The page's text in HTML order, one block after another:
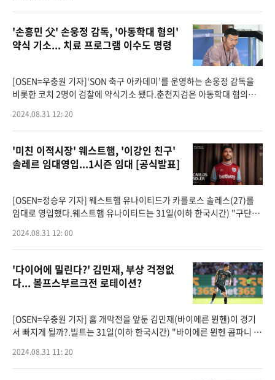
'손흥민 父' 손웅정 감독, '아동학대 혐의'
약식 기소... 치료 프로그램 이수도 명령
[OSEN=우충원 기자]‘SON 축구 아카데미’를 운영하는 손웅정 감독을
비롯한 코치 2명이 검찰에 약식기소 됐다.춘천지검은 아동학대 혐의를
등 3명을
2024.08.31 12: 20
'미친 이적시장' 웨스트햄, '이강인 친구'
솔레르 임대영입...1시즌 임대 [공식발표]
[OSEN=정승우 기자] 웨스트햄 유나이티드가 카를로스 솔레스(27)를
임대로 영입했다.웨스트햄 유나이티드는 31일(이하 한국시간) "구단은
다.솔레르는 1
2024.08.31 12: 00
'다이어에 밀린다?' 김민재, 부상 걱정없
다... 볼프스부르크전 로테이션?
[OSEN=우충원 기자] 홈 개막전을 앞둔 김민재(바이에른 뮌헨)이 경기
서 빠지게 될까?.빌트는 31일(이하 한국시간) "바이에른 뮌헨 콤파니 감
꾸게 될까&quo
2024.08.31 11: 20